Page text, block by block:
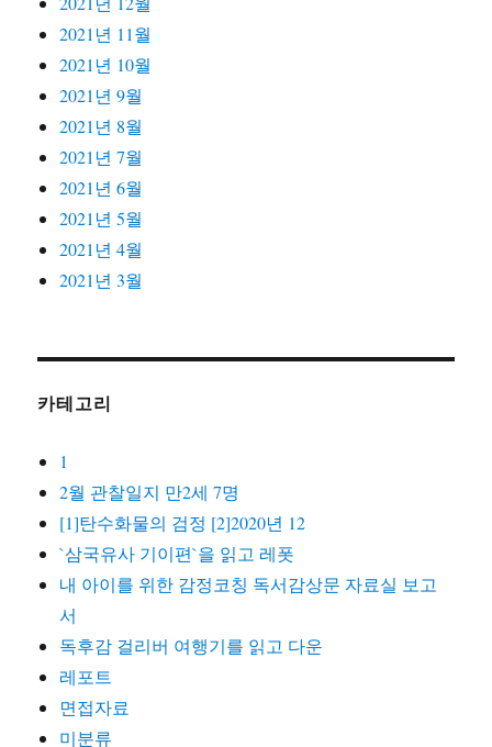
2021년 11월
2021년 10월
2021년 9월
2021년 8월
2021년 7월
2021년 6월
2021년 5월
2021년 4월
2021년 3월
카테고리
1
2월 관찰일지 만2세 7명
[1]탄수화물의 검정 [2]2020년 12
`삼국유사 기이편`을 읽고 레폿
내 아이를 위한 감정코칭 독서감상문 자료실 보고
서
독후감 걸리버 여행기를 읽고 다운
레포트
면접자료
미분류